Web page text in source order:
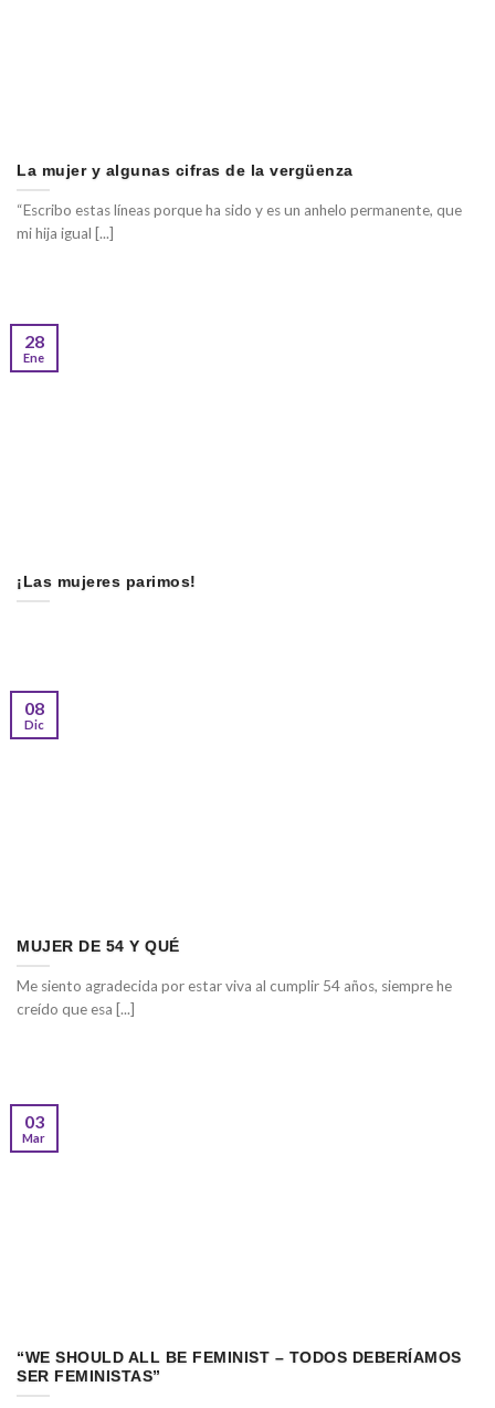
La mujer y algunas cifras de la vergüenza
“Escribo estas líneas porque ha sido y es un anhelo permanente, que
mi hija igual [...]
¡Las mujeres parimos!
28
Ene
MUJER DE 54 Y QUÉ
Me siento agradecida por estar viva al cumplir 54 años, siempre he
creído que esa [...]
08
Dic
“WE SHOULD ALL BE FEMINIST – TODOS DEBERÍAMOS
SER FEMINISTAS”
03
Mar